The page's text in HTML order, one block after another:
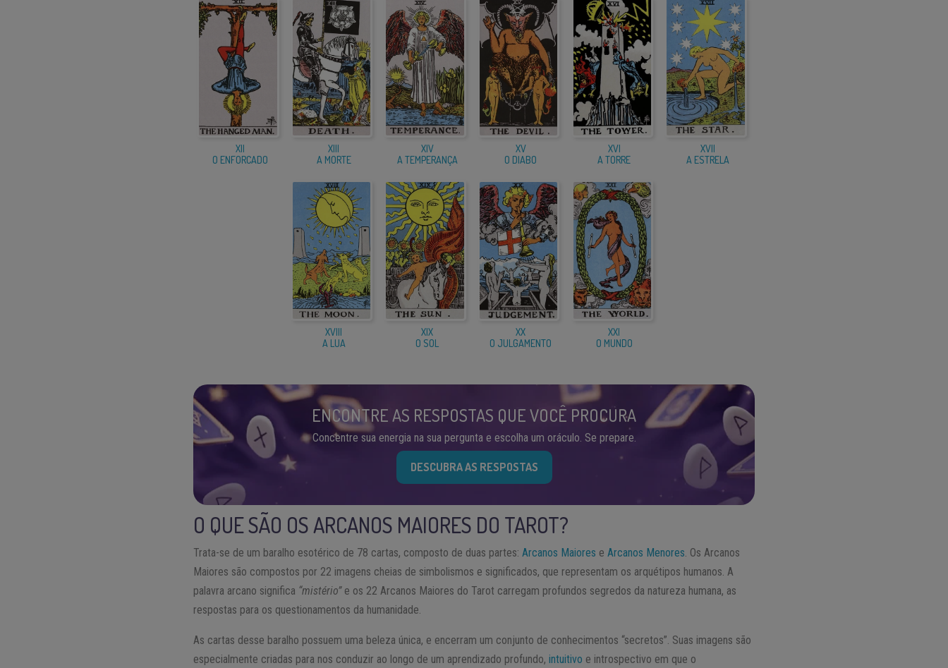
XII
O ENFORCADO
XIII
A MORTE
XIV
A TEMPERANÇA
XV
O DIABO
XVI
A TORRE
XVII
A ESTRELA
XVIII
A LUA
XIX
O SOL
XX
O JULGAMENTO
XXI
O MUNDO
ENCONTRE AS RESPOSTAS QUE VOCÊ PROCURA
Concentre sua energia na sua pergunta e escolha um oráculo. Se prepare.
DESCUBRA AS RESPOSTAS
O QUE SÃO OS ARCANOS MAIORES DO TAROT?
Trata-se de um baralho esotérico de 78 cartas, composto de duas partes:Arcanos Maiores eArcanos Menores . Os Arcanos
Maiores são compostos por 22 imagens cheias de simbolismos e significados, que representam os arquétipos humanos. A
palavra arcano significa “mistério”e os 22 Arcanos Maiores do Tarot carregam profundos segredos da natureza humana, as
respostas para os questionamentos da humanidade.
As cartas desse baralho possuem uma beleza única, e encerram um conjunto de conhecimentos “secretos”. Suas imagens são
especialmente criadas para nos conduzir ao longo de um aprendizado profundo,intuitivo e introspectivo em que o